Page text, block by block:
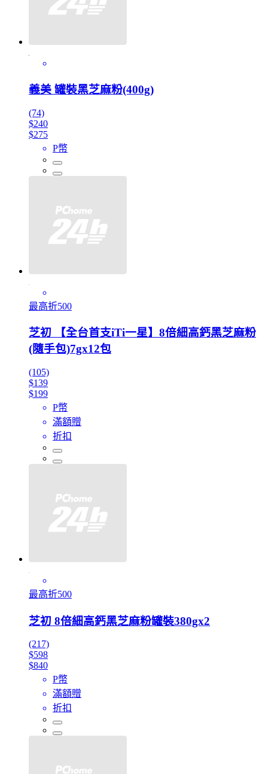
義美 罐裝黑芝麻粉(400g)
(74)
$240
$275
P幣
最高折500
芝初 【全台首支iTi一星】8倍細高鈣黑芝麻粉
(隨手包)7gx12包
(105)
$139
$199
P幣
滿額贈
折扣
最高折500
芝初 8倍細高鈣黑芝麻粉罐裝380gx2
(217)
$598
$840
P幣
滿額贈
折扣